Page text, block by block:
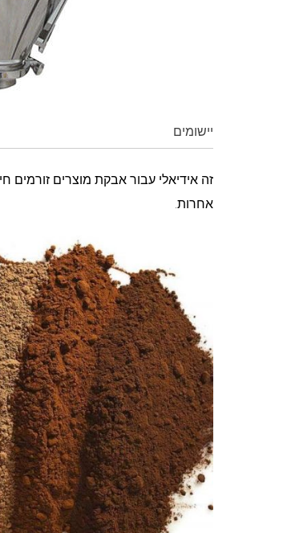
יישומים
זה אידיאלי עבור אבקת מוצרים זורמים
אחרות.